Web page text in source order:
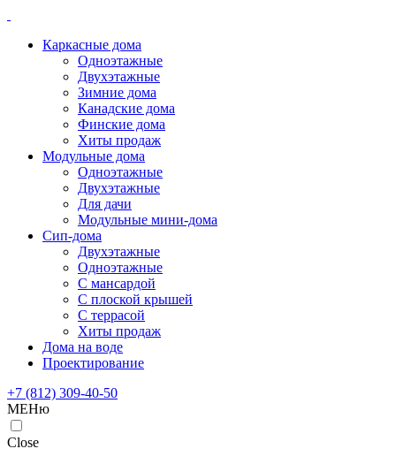
Каркасные дома
Одноэтажные
Двухэтажные
Зимние дома
Канадские дома
Финские дома
Хиты продаж
Модульные дома
Одноэтажные
Двухэтажные
Для дачи
Модульные мини-дома
Сип-дома
Двухэтажные
Одноэтажные
С мансардой
С плоской крышей
С террасой
Хиты продаж
Дома на воде
Проектирование
+7 (812) 309-40-50
МЕНю
Close